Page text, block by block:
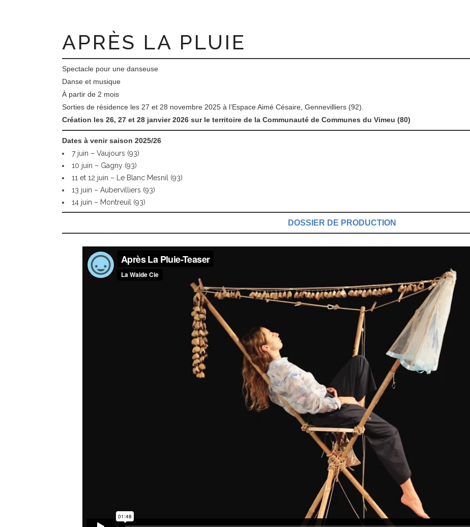
APRÈS LA PLUIE
Spectacle pour une danseuse
Danse et musique
À partir de 2 mois
Sorties de résidence les 27 et 28 novembre 2025 à l’Espace Aimé Césaire, Gennevilliers (92).
Création les 26, 27 et 28 janvier 2026 sur le territoire de la Communauté de Communes du Vimeu (80)
Dates à venir saison 2025/26
7 juin – Vaujours (93)
10 juin – Gagny (93)
11 et 12 juin – Le Blanc Mesnil (93)
13 juin – Aubervilliers (93)
14 juin – Montreuil (93)
DOSSIER DE PRODUCTION